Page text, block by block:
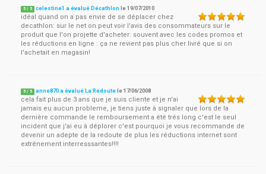
5 / 5 celestine1 a évalué Décathlon le19/07/2010
idéal quand on a pas envie de se déplacer chez
decathlon: sur le net on peut voir l'avis des consommateurs sur le
produit que l'on projette d'acheter: souvent avec les codes promos et
les réductions en ligne : ça ne revient pas plus cher livré que si on
l'achetait en magasin!
5 / 5 anne870 a évalué La Redoute le17/06/2008
cela fait plus de 3 ans que je suis cliente et je n'ai
jamais eu aucun probleme, je tiens juste à signaler que lors de la
dernière commande le remboursement a été trés long c'est le seul
incident que j'ai eu à déplorer c'est pourquoi je vous recommande de
devenir un adepte de la redoute de plus les réductions internet sont
extrênement interresssantes!!!!